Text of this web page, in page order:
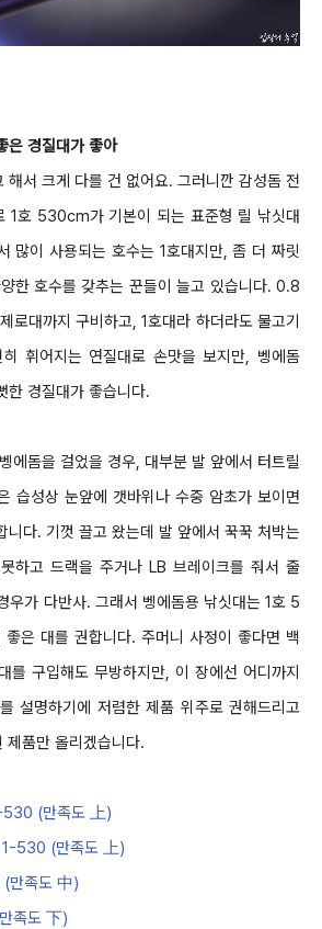
은 경질대가 좋아
해서 크게 다를 건 없어요. 그러니깐 감성돔 전
1호 530cm가 기본이 되는 표준형 릴 낚싯대
많이 사용되는 호수는 1호대지만,좀 더 짜릿
한 호수를 갖추는 꾼들이 늘고 있습니다.0.8
로대까지 구비하고,1호대라 하더라도 물고기
휘어지는 연질대로 손맛을 보지만, 벵에돔
한 경질대가 좋습니다.
에돔을 걸었을 경우, 대부분 발 앞에서 터트릴
습성상 눈앞에 갯바위나 수중 암초가 보이면
니다. 기껏 끌고 왔는데 발 앞에서 꾹꾹 처박는
하고 드랙을 주거나 LB 브레이크를 줘서 줄
우가 다반사. 그래서 벵에돔용 낚싯대는 1호 5
좋은 대를 권합니다. 주머니 사정이 좋다면 백
를 구입해도 무방하지만, 이 장에선 어디까지
설명하기에 저렴한 제품 위주로 권해드리고
제품만 올리겠습니다.
530 (만족도 上)
-530 (만족도 上)
(만족도 中)
만족도 下)